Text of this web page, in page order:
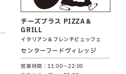
チーズプラス PIZZA＆
GRILL
イタリアン＆フレンチビュッフェ
センターフードヴィレッジ
営業時間：11:00～22:00